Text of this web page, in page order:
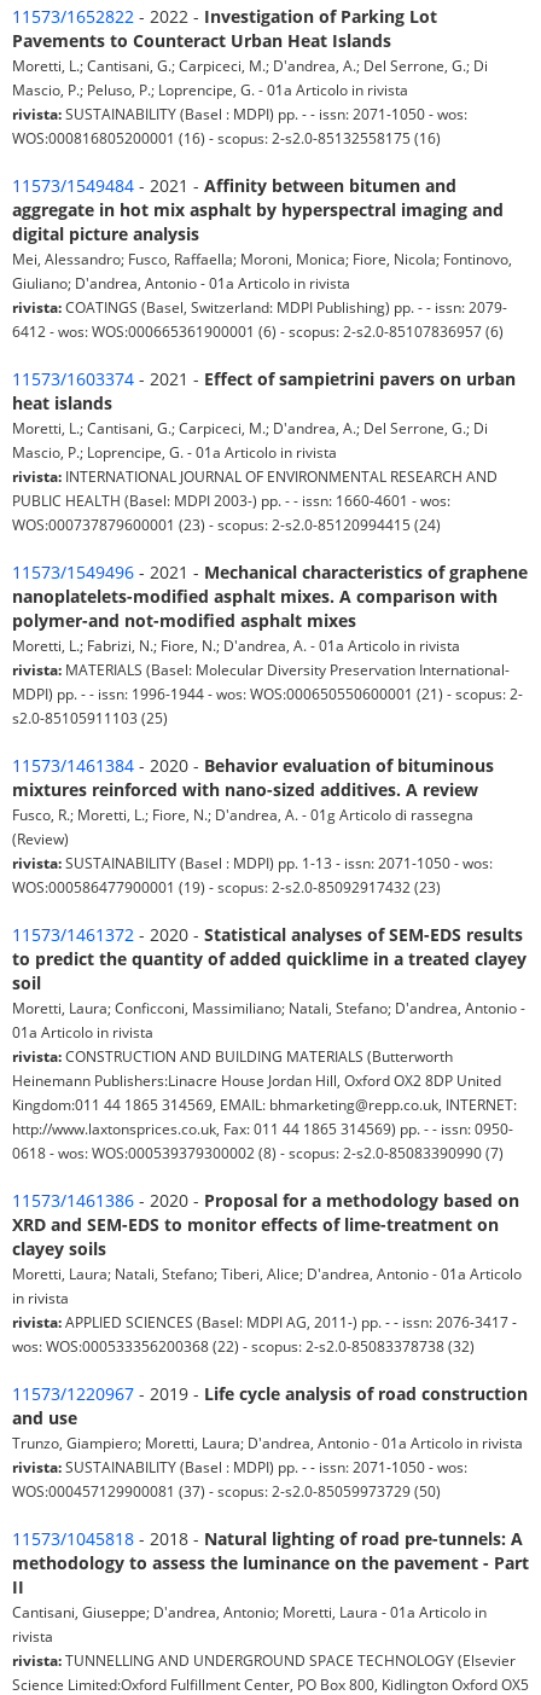
11573/1652822 - 2022 - Investigation of Parking Lot
Pavements to Counteract Urban Heat Islands
Moretti, L.; Cantisani, G.; Carpiceci, M.; D'andrea, A.; Del Serrone, G.; Di
Mascio, P.; Peluso, P.; Loprencipe, G. - 01a Articolo in rivista
rivista:SUSTAINABILITY (Basel : MDPI) pp. - - issn: 2071-1050 - wos:
WOS:000816805200001 (16) - scopus: 2-s2.0-85132558175 (16)
11573/1549484 - 2021 - Affinity between bitumen and
aggregate in hot mix asphalt by hyperspectral imaging and
digital picture analysis
Mei, Alessandro; Fusco, Raffaella; Moroni, Monica; Fiore, Nicola; Fontinovo,
Giuliano; D'andrea, Antonio - 01a Articolo in rivista
rivista:COATINGS (Basel, Switzerland: MDPI Publishing) pp. - - issn: 2079-
6412 - wos: WOS:000665361900001 (6) - scopus: 2-s2.0-85107836957 (6)
11573/1603374 - 2021 - Effect of sampietrini pavers on urban
heat islands
Moretti, L.; Cantisani, G.; Carpiceci, M.; D'andrea, A.; Del Serrone, G.; Di
Mascio, P.; Loprencipe, G. - 01a Articolo in rivista
rivista: INTERNATIONAL JOURNAL OF ENVIRONMENTAL RESEARCH AND
PUBLIC HEALTH (Basel: MDPI 2003-) pp. - - issn: 1660-4601 - wos:
WOS:000737879600001 (23) - scopus: 2-s2.0-85120994415 (24)
11573/1549496 - 2021 - Mechanical characteristics of graphene
nanoplatelets-modified asphalt mixes. A comparison with
polymer-and not-modified asphalt mixes
Moretti, L.; Fabrizi, N.; Fiore, N.; D'andrea, A. - 01a Articolo in rivista
rivista: MATERIALS (Basel: Molecular Diversity Preservation International-
MDPI) pp. - - issn: 1996-1944 - wos: WOS:000650550600001 (21) - scopus: 2-
s2.0-85105911103 (25)
11573/1461384 - 2020 - Behavior evaluation of bituminous
mixtures reinforced with nano-sized additives. A review
Fusco, R.; Moretti, L.; Fiore, N.; D'andrea, A. - 01g Articolo di rassegna
(Review)
rivista:SUSTAINABILITY (Basel : MDPI) pp. 1-13 - issn: 2071-1050 - wos:
WOS:000586477900001 (19) - scopus: 2-s2.0-85092917432 (23)
11573/1461372 - 2020 - Statistical analyses of SEM-EDS results
to predict the quantity of added quicklime in a treated clayey
soil
Moretti, Laura; Conficconi, Massimiliano; Natali, Stefano; D'andrea, Antonio -
01a Articolo in rivista
rivista:CONSTRUCTION AND BUILDING MATERIALS (Butterworth
Heinemann Publishers:Linacre House Jordan Hill, Oxford OX2 8DP United
Kingdom:011 44 1865 314569, EMAIL: bhmarketing@repp.co.uk, INTERNET:
http://www.laxtonsprices.co.uk, Fax: 011 44 1865 314569) pp. - - issn: 0950-
0618 - wos: WOS:000539379300002 (8) - scopus: 2-s2.0-85083390990 (7)
11573/1461386 - 2020 - Proposal for a methodology based on
XRD and SEM-EDS to monitor effects of lime-treatment on
clayey soils
Moretti, Laura; Natali, Stefano; Tiberi, Alice; D'andrea, Antonio - 01a Articolo
in rivista
rivista:APPLIED SCIENCES (Basel: MDPI AG, 2011-) pp. - - issn: 2076-3417 -
wos: WOS:000533356200368 (22) - scopus: 2-s2.0-85083378738 (32)
11573/1220967 - 2019 - Life cycle analysis of road construction
and use
Trunzo, Giampiero; Moretti, Laura; D'andrea, Antonio - 01a Articolo in rivista
rivista:SUSTAINABILITY (Basel : MDPI) pp. - - issn: 2071-1050 - wos:
WOS:000457129900081 (37) - scopus: 2-s2.0-85059973729 (50)
11573/1045818 - 2018 - Natural lighting of road pre-tunnels: A
methodology to assess the luminance on the pavement - Part
II
Cantisani, Giuseppe; D'andrea, Antonio; Moretti, Laura - 01a Articolo in
rivista
rivista:TUNNELLING AND UNDERGROUND SPACE TECHNOLOGY (Elsevier
Science Limited:Oxford Fulfillment Center, PO Box 800, Kidlington Oxford OX5